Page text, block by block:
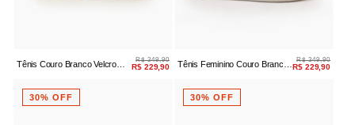
Tênis Couro Branco Velcro
R$ 349,90
R$ 229,90
Tênis Feminino Couro Branco
R$ 349,90
R$ 229,90
30% OFF 30% OFF